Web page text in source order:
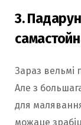
3.
Зараз вельмі
Але з
для
можаце